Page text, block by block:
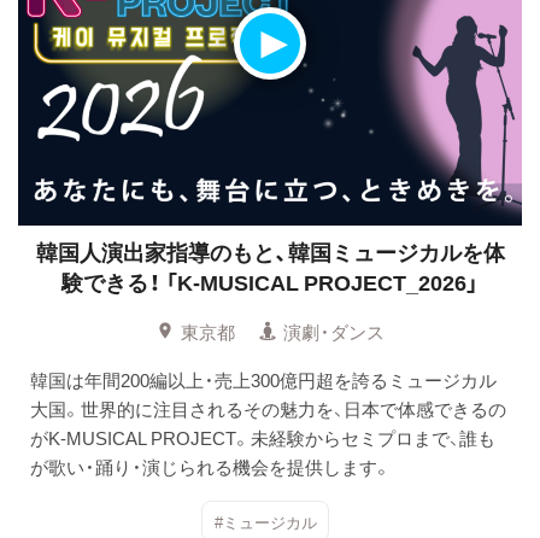
韓国人演出家指導のもと、韓国ミュージカルを体
験できる！ 「K-MUSICAL PROJECT_2026」
東京都
演劇・ダンス
韓国は年間200編以上・売上300億円超を誇るミュージカル
大国。世界的に注目されるその魅力を、日本で体感できるの
がK-MUSICAL PROJECT。未経験からセミプロまで、誰も
が歌い・踊り・演じられる機会を提供します。
#ミュージカル